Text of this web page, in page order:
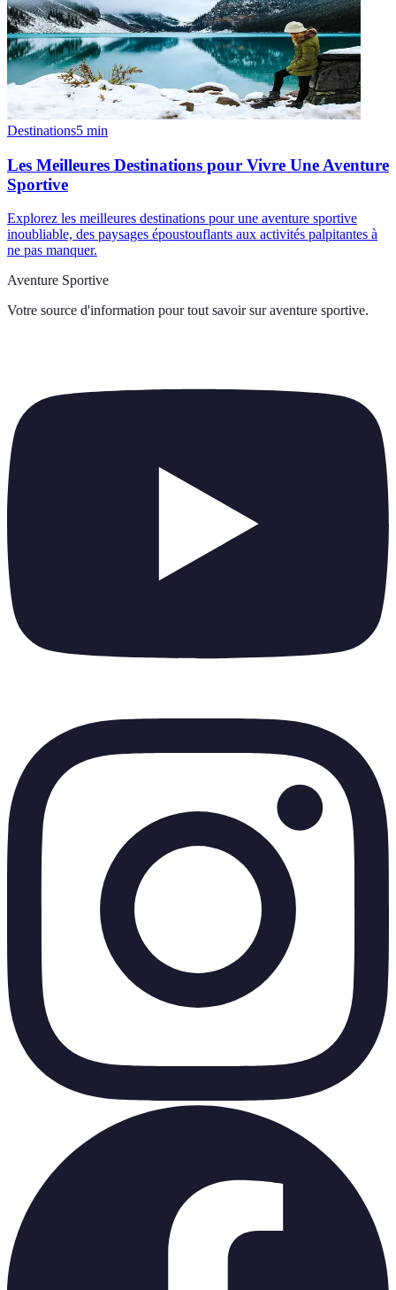
Destinations5 min
Les Meilleures Destinations pour Vivre Une Aventure
Sportive
Explorez les meilleures destinations pour une aventure sportive
inoubliable, des paysages époustouflants aux activités palpitantes à
ne pas manquer.
Aventure Sportive
Votre source d'information pour tout savoir sur aventure sportive.